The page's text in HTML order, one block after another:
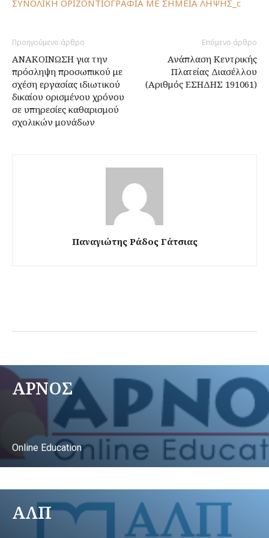
ΣΥΝΟΛΙΚΗ ΟΡΙΖΟΝΤΙΟΓΡΑΦΙΑ ΜΕ ΣΗΜΕΙΑ ΛΗΨΗΣ_c
Προηγούμενο άρθρο
ΑΝΑΚΟΙΝΩΣΗ για την
πρόσληψη προσωπικού με
σχέση εργασίας ιδιωτικού
δικαίου ορισμένου χρόνου
σε υπηρεσίες καθαρισμού
σχολικών μονάδων
Επόμενο άρθρο
Ανάπλαση Κεντρικής
Πλατείας Διασέλλου
(Αριθμός ΕΣΗΔΗΣ 191061)
Παναγιώτης Ράδος Γάτσιας
ΑΡΝΟΣ
Online Education
ΑΛΠ